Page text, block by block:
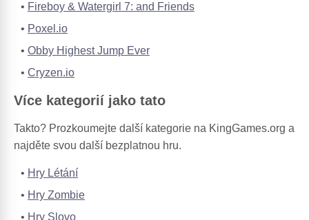
Fireboy & Watergirl 7: and Friends
Poxel.io
Obby Highest Jump Ever
Cryzen.io
Více kategorií jako tato
Takto? Prozkoumejte další kategorie na KingGames.org a
najděte svou další bezplatnou hru.
Hry Létání
Hry Zombie
Hry Slovo